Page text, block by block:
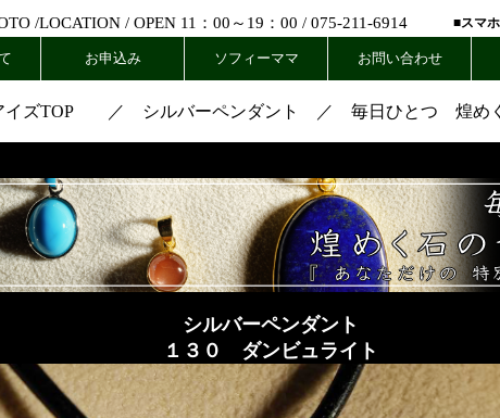
/LOCATION/ OPEN 11：00～19：00 / 075-211-6914 ■スマ
お申込み ソフィーママ お問い合わせ
ズTOP／ シルバーペンダント ／ 毎日ひとつ 煌め
シルバーペンダント
１３０ ダンビュライト